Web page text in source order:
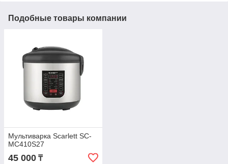
Подобные товары компании
Мультиварка Scarlett SC-
MC410S27
45 000 ₸